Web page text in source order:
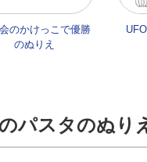
のかけっこで優勝
のぬりえ
パスタのぬり